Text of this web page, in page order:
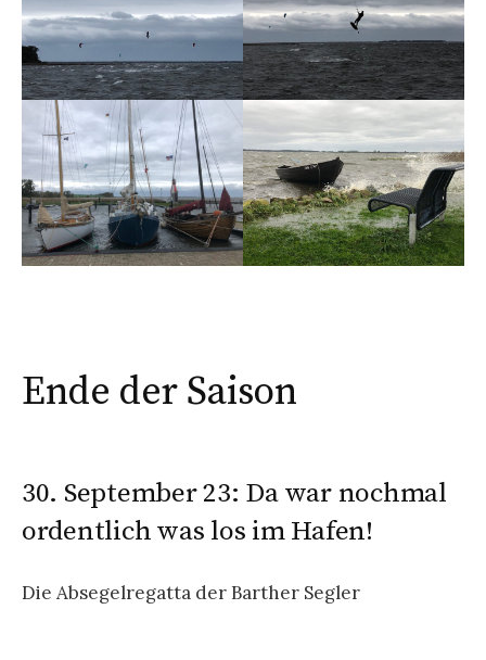
Ende der Saison
30. September 23: Da war nochmal
ordentlich was los im Hafen!
Die Absegelregatta der Barther Segler